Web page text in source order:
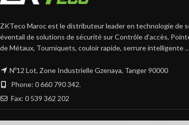
ZKTeco Maroc est le distributeur leader en technologie de
éventail de solutions de sécurité sur Contrôle d’accès,
de Métaux, Tourniquets, couloir rapide, serrure intelligente
Nº12 Lot, Zone Industrielle Gzenaya, Tanger 90000
Phone: 0 660 790 342.
Fax: 0 539 362 202